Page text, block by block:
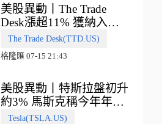
美股異動丨The Trade
Desk漲超11% 獲納入標
普500指數
The Trade Desk(TTD.US)
格隆匯 07-15 21:43
美股異動丨特斯拉盤初升
約3% 馬斯克稱今年年底
會有‘史詩級震撼’的演示
Tesla(TSLA.US)